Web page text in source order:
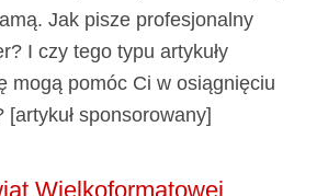
Jak pisze profesjonalny
I czy tego typu artykuły
mogą pomóc Ci w osiągnięciu
[artykuł sponsorowany]
Wielkoformatowej